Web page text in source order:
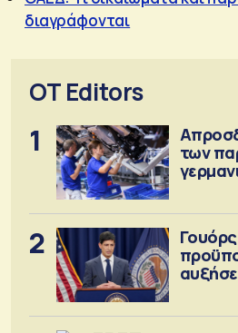
διαγράφονται
OT Editors
1
των
2